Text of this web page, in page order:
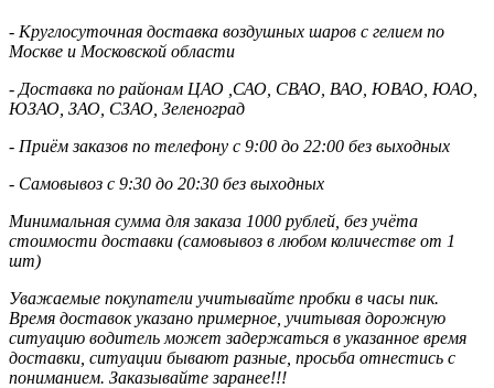
- Круглосуточная доставка воздушных шаров с гелием по
Москве и Московской области
- Доставка по районам ЦАО ,САО, СВАО, ВАО, ЮВАО, ЮАО,
ЮЗАО, ЗАО, СЗАО, Зеленоград
- Приём заказов по телефону с 9:00 до 22:00 без выходных
- Самовывоз с 9:30 до 20:30 без выходных
Минимальная сумма для заказа 1000 рублей, без учёта
стоимости доставки (самовывоз в любом количестве от 1
шт)
Уважаемые покупатели учитывайте пробки в часы пик.
Время доставок указано примерное, учитывая дорожную
ситуацию водитель может задержаться в указанное время
доставки, ситуации бывают разные, просьба отнестись с
пониманием. Заказывайте заранее!!!